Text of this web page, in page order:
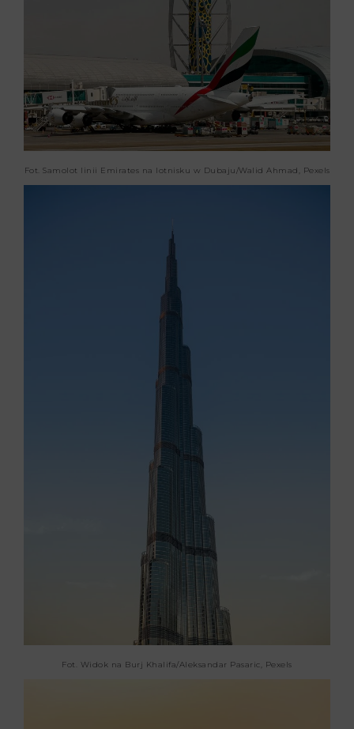
Fot. Samolot linii Emirates na lotnisku w Dubaju/Walid Ahmad, Pexels
Fot. Widok na Burj Khalifa/Aleksandar Pasaric, Pexels